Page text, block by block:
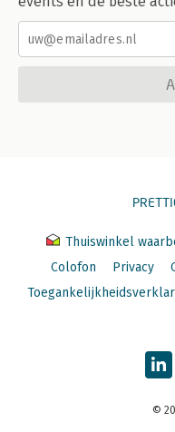
Thuiswinkel
Colofon
Privacy
©